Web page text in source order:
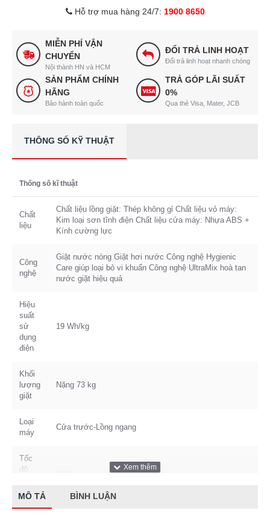
Hỗ trợ mua hàng 24/7: 1900 8650
MIỄN PHÍ VẬN
CHUYỂN
Nội thành HN và HCM
ĐỔI TRẢ LINH HOẠT
Đổi trả linh hoạt nhanh chóng
SẢN PHẨM CHÍNH
HÃNG
Bảo hành toàn quốc
TRẢ GÓP LÃI SUẤT
0%
Qua thẻ Visa, Mater, JCB
THÔNG SỐ KỸ THUẬT
Thống số kĩ thuật
Chất
liệu
Chất liệu lồng giặt: Thép không gỉ Chất liệu vỏ máy:
Kim loại sơn tĩnh điện Chất liệu cửa máy: Nhựa ABS +
Kính cường lực
Công
nghệ
Giặt nước nóng Giặt hơi nước Công nghệ Hygienic
Care giúp loại bỏ vi khuẩn Công nghệ UltraMix hoà tan
nước giặt hiệu quả
Hiệu
suất
sử
dụng
điện
19 Wh/kg
Khối
lượng
giặt
Nặng 73 kg
Loại
máy
Cửa trước-Lồng ngang
Tốc
độ
vắt
1200 vòng/phút
MÔ TẢ BÌNH LUẬN